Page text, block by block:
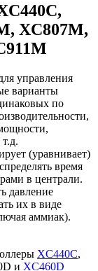
XC807M,
управления
варианты
по
(уравнивает)
время
в централи.
давление
их в виде
аммиак).
XC440C,
и XC460D